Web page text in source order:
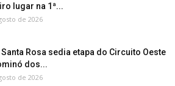
lugar na 1ª...
de 2026
Santa Rosa sedia etapa do Circuito Oeste
dos...
de 2026